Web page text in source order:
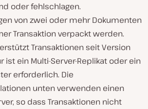
oder fehlschlagen.
von zwei oder mehr Dokumenten
Transaktion verpackt werden.
Transaktionen seit Version
ist ein Multi-Server-Replikat oder ein
erforderlich. Die
unten verwenden einen
so dass Transaktionen nicht